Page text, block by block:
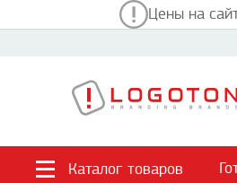
Цены на
Каталог товаров